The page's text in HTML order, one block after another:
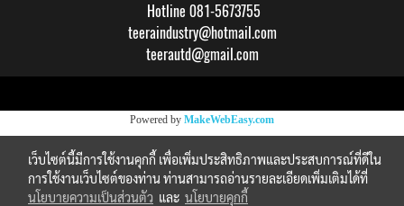
Hotline 081-5673755
teeraindustry@hotmail.com
teerautd@gmail.com
Powered by MakeWebEasy.com
เว็บไซต์นี้มีการใช้งานคุกกี้ เพื่อเพิ่มประสิทธิภาพและประสบการณ์ที่ดีใน
การใช้งานเว็บไซต์ของท่าน ท่านสามารถอ่านรายละเอียดเพิ่มเติมได้ที่
นโยบายความเป็นส่วนตัว และ นโยบายคุกกี้